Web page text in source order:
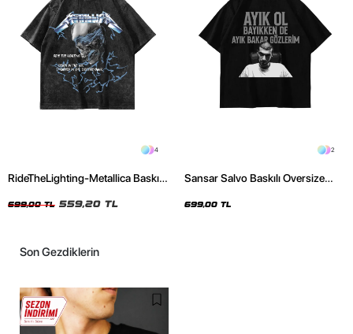
4
RideTheLighting-Metallica Baskılı
Tshirt
699,00 TL 559,20 TL
2
Sansar Salvo Baskılı Oversize
699,00 TL
Son Gezdiklerin